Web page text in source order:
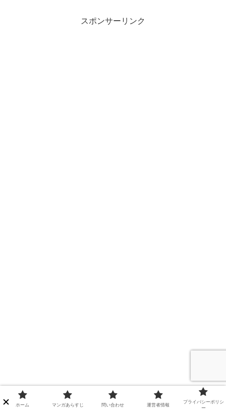
スポンサーリンク
ホーム マンガあらすじ 問い合わせ 運営者情報
プライバシーポリシ
ー